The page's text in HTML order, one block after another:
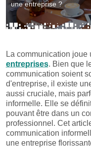
une entreprise ?
La communication
entreprises. Bien que
communication soient
d'entreprise, il existe
aussi cruciale, mais
informelle. Elle se
pouvant être dans un
professionnel. Cet
communication
une entreprise